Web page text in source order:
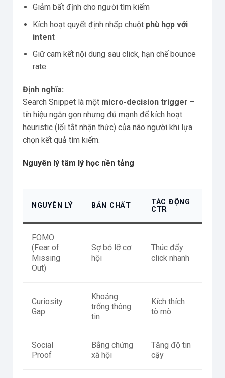
Giảm bất định cho người tìm kiếm
Kích hoạt quyết định nhấp chuột phù hợp với
intent
Giữ cam kết nội dung sau click, hạn chế bounce
rate
Định nghĩa:
Search Snippet là một micro-decision trigger –
tín hiệu ngắn gọn nhưng đủ mạnh để kích hoạt
heuristic (lối tắt nhận thức) của não người khi lựa
chọn kết quả tìm kiếm.
Nguyên lý tâm lý học nền tảng
NGUYÊN LÝ BẢN CHẤT
TÁC ĐỘNG
CTR
FOMO
(Fear of
Missing
Out)
Sợ bỏ lỡ cơ
hội
Thúc đẩy
click nhanh
Curiosity
Gap
Khoảng
trống thông
tin
Kích thích
tò mò
Social
Proof
Bằng chứng
xã hội
Tăng độ tin
cậy